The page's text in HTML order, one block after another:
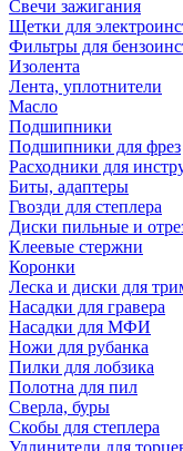
Свечи зажигания
Щетки для
Фильтры для
Изолента
Лента, уплотнители
Масло
Подшипники
Подшипники для фрез
Расходники для
Биты, адаптеры
Гвозди для степлера
Диски пильные и
Клеевые стержни
Коронки
Леска и диски для
Насадки для гравера
Насадки для МФИ
Ножи для рубанка
Пилки для лобзика
Полотна для пил
Сверла, буры
Скобы для степлера
Удлинители для